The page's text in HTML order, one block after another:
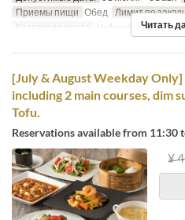
Приемы пищи Обед Лимит по
Категория места
Hall seats Читать
[July & August Weekday
including 2 main courses, dim
Tofu.
Reservations available from 11:30
¥